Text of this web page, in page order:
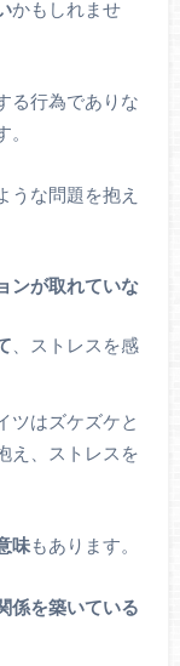
かもしれませ
る行為でありな
。
うな問題を抱え
ンが取れていな
、ストレスを感
ツはズケズケと
え、ストレスを
味もあります。
係を築いている